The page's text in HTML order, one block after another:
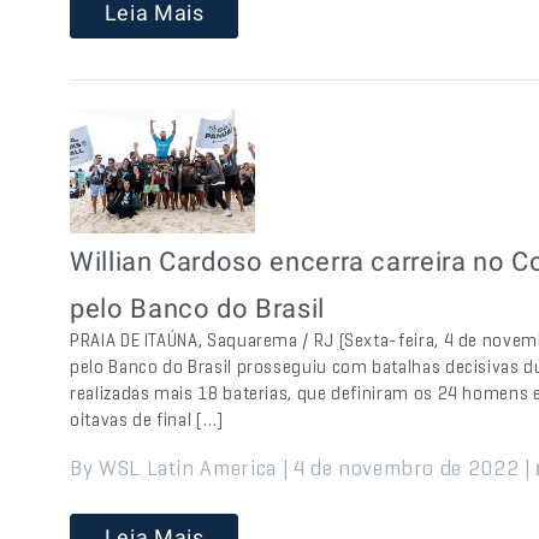
Leia Mais
Willian Cardoso encerra carreira no
pelo Banco do Brasil
PRAIA DE ITAÚNA, Saquarema / RJ (Sexta-feira, 4 de
pelo Banco do Brasil prosseguiu com batalhas decisivas
realizadas mais 18 baterias, que definiram os 24
oitavas de final […]
By WSL Latin America | 4 de novembro de 2022 |